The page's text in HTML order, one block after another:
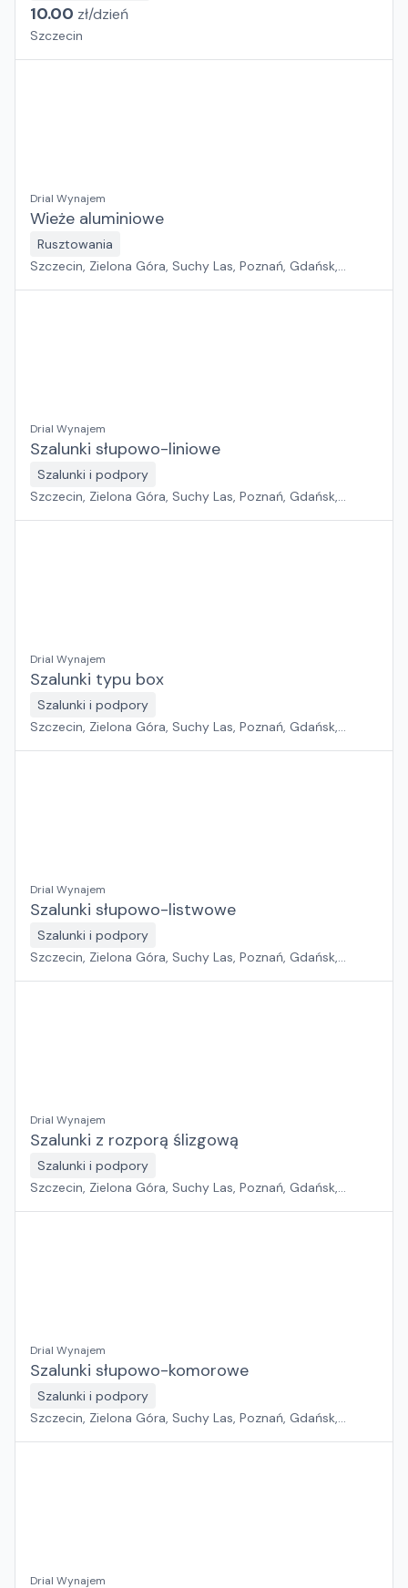
10.00 zł/dzień
Szczecin
Drial Wynajem
Wieże aluminiowe
Rusztowania
Szczecin, Zielona Góra, Suchy Las, Poznań, Gdańsk,
Drial Wynajem
Szalunki słupowo-liniowe
Szalunki i podpory
Szczecin, Zielona Góra, Suchy Las, Poznań, Gdańsk,
Drial Wynajem
Szalunki typu box
Szalunki i podpory
Szczecin, Zielona Góra, Suchy Las, Poznań, Gdańsk,
Drial Wynajem
Szalunki słupowo-listwowe
Szalunki i podpory
Szczecin, Zielona Góra, Suchy Las, Poznań, Gdańsk,
Drial Wynajem
Szalunki z rozporą ślizgową
Szalunki i podpory
Szczecin, Zielona Góra, Suchy Las, Poznań, Gdańsk,
Drial Wynajem
Szalunki słupowo-komorowe
Szalunki i podpory
Szczecin, Zielona Góra, Suchy Las, Poznań, Gdańsk,
Drial Wynajem